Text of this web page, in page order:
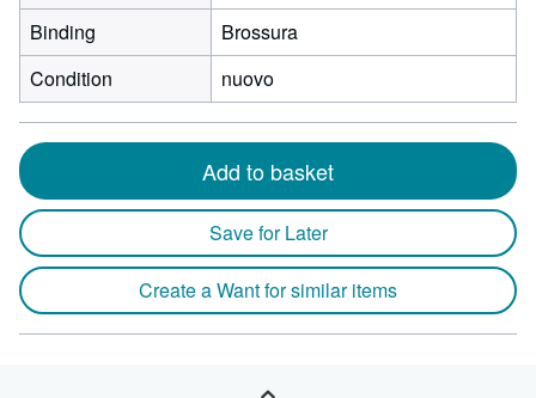
Binding
Brossura
Condition
nuovo
Add to basket
Save for Later
Create a Want for similar items